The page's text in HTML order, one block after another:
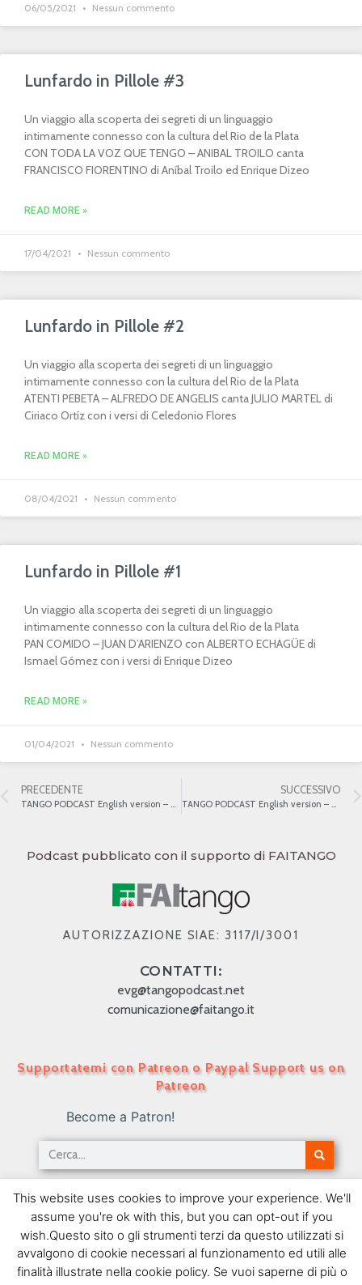
06/05/2021 Nessun commento
Lunfardo in Pillole #3
Un viaggio alla scoperta dei segreti di un linguaggio
intimamente connesso con la cultura del Rio de la Plata
CON TODA LA VOZ QUE TENGO – ANIBAL TROILO canta
FRANCISCO FIORENTINO di Aníbal Troilo ed Enrique Dizeo
READ MORE »
17/04/2021 Nessun commento
Lunfardo in Pillole #2
Un viaggio alla scoperta dei segreti di un linguaggio
intimamente connesso con la cultura del Rio de la Plata
ATENTI PEBETA – ALFREDO DE ANGELIS canta JULIO MARTEL di
Ciriaco Ortíz con i versi di Celedonio Flores
READ MORE »
08/04/2021 Nessun commento
Lunfardo in Pillole #1
Un viaggio alla scoperta dei segreti di un linguaggio
intimamente connesso con la cultura del Rio de la Plata
PAN COMIDO – JUAN D’ARIENZO con ALBERTO ECHAGÜE di
Ismael Gómez con i versi di Enrique Dizeo
READ MORE »
01/04/2021 Nessun commento
PRECEDENTE SUCCESSIVO
Podcast pubblicato con il supporto di FAITANGO
AUTORIZZAZIONE SIAE: 3117/I/3001
CONTATTI:
evg@tangopodcast.net
comunicazione@faitango.it
Supportatemi con Patreon o Paypal Support us on
Patreon
Become a Patron!
TANGO PODCAST IN ITALIANO – Numero 33 – Le
donne nel Tango
13/07/2009
SEGUIMI SU FACEBOOK
This website uses cookies to improve your experience. We'll
assume you're ok with this, but you can opt-out if you
wish.Questo sito o gli strumenti terzi da questo utilizzati si
avvalgono di cookie necessari al funzionamento ed utili alle
finalità illustrate nella cookie policy. Se vuoi saperne di più o